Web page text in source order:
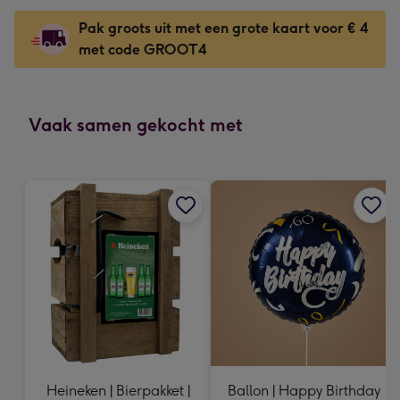
120
x
160
mm
Dimensions:
167
x
€6,49
-
Voor
indruk
241
x
333
mm
Pak groots uit met een grote kaart voor € 4
met code GROOT4
Vaak samen gekocht met
Heineken | Bierpakket |
Ballon | Happy Birthday